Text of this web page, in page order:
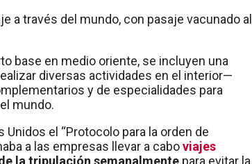
a través del mundo, con pasaje vacunado al
base en medio oriente, se incluyen una
diversas actividades en el interior—
y de especialidades para
mundo.
el “Protocolo para la orden de
a las empresas llevar a caboviajes
la tripulación semanalmente para evitar la